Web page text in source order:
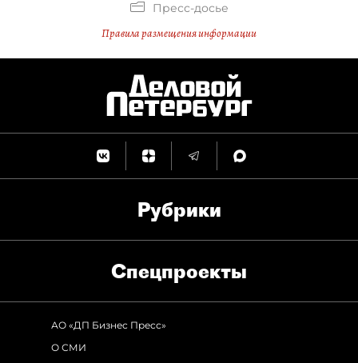
Пресс-досье
Правила размещения информации
Рубрики
Спец­проекты
АО «ДП Бизнес Пресс»
О СМИ